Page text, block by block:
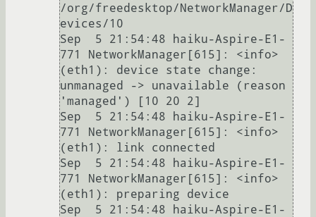
/org/freedesktop/NetworkManager/D
evices/10
Sep  5 21:54:48 haiku-Aspire-E1-
771 NetworkManager[615]: <info>
(eth1): device state change:
unmanaged -> unavailable (reason
'managed') [10 20 2]
Sep  5 21:54:48 haiku-Aspire-E1-
771 NetworkManager[615]: <info>
(eth1): link connected
Sep  5 21:54:48 haiku-Aspire-E1-
771 NetworkManager[615]: <info>
(eth1): preparing device
Sep  5 21:54:48 haiku-Aspire-E1-